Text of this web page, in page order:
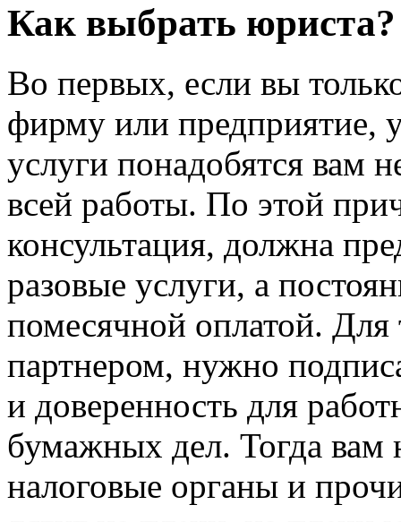
Как выбрать юриста?
Во первых, если вы
фирму или предприятие,
услуги понадобятся вам
всей работы. По этой
консультация, должна
разовые услуги, а
помесячной оплатой. Для
партнером, нужно
и доверенность для
бумажных дел. Тогда вам
налоговые органы и